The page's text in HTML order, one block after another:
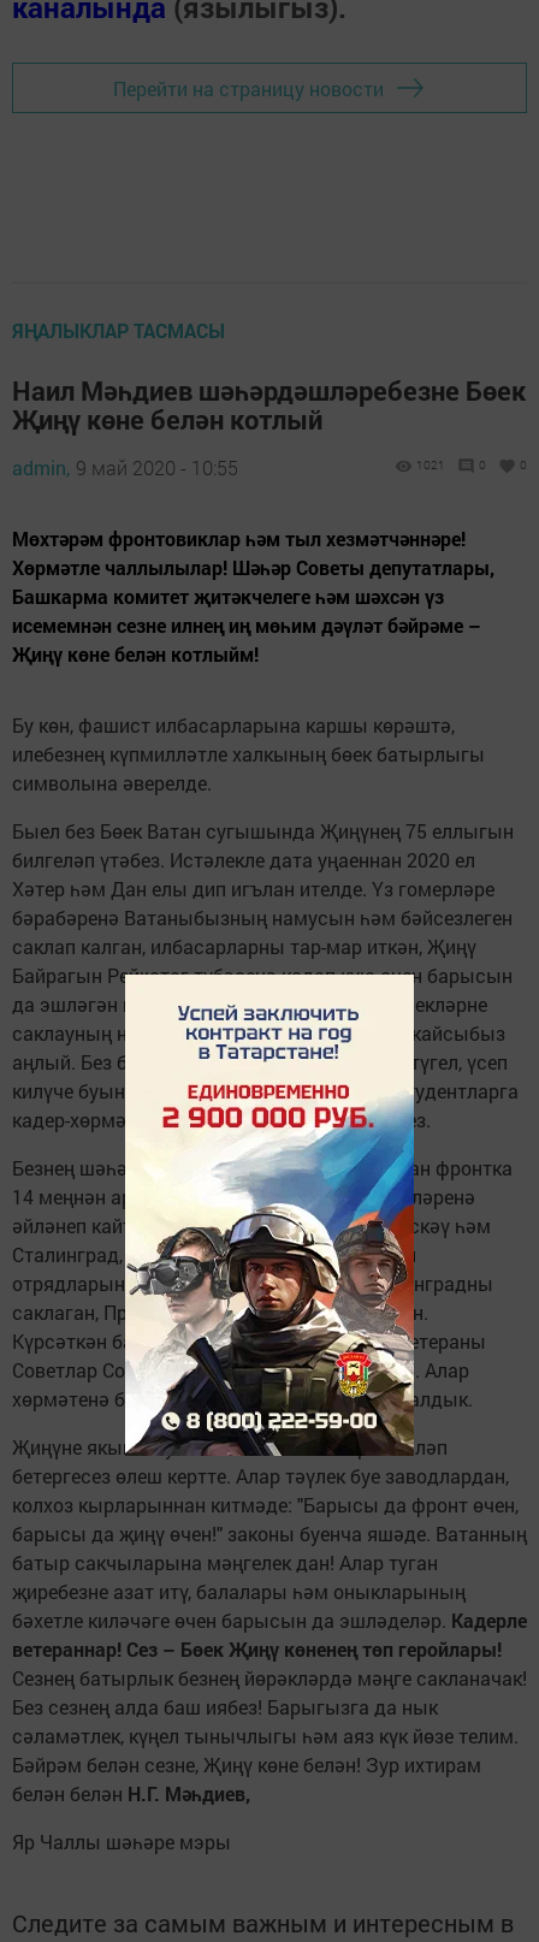
Перейти на страницу новости
ЯҢАЛЫКЛАР ТАСМАСЫ
Наил Мәһдиев шәһәрдәшләребезне Бөек
Җиңү көне белән котлый
admin, 9 май 2020 - 10:55 1021 0 0
Мөхтәрәм фронтовиклар һәм тыл хезмәтчәннәре!
Хөрмәтле чаллылылар! Шәһәр Советы депутатлары,
Башкарма комитет җитәкчелеге һәм шәхсән үз
исемемнән сезне илнең иң мөһим дәүләт бәйрәме –
Җиңү көне белән котлыйм!
Бу көн, фашист илбасарларына каршы көрәштә,
илебезнең күпмилләтле халкының бөек батырлыгы
символына әверелде.
Быел без Бөек Ватан сугышында Җиңүнең 75 еллыгын
билгеләп үтәбез. Истәлекле дата уңаеннан 2020 ел
Хәтер һәм Дан елы дип игълан ителде. Үз гомерләре
бәрабәренә Ватаныбызның намусын һәм бәйсезлеген
саклап калган, илбасарларны тар-мар иткән, Җиңү
Байрагын Рейхстаг түбәсенә кадап кую өчен барысын
да эшләгән геройлар турында тарихи истәлекләрне
саклауның ни дәрәҗәдә мөһим булуын һәркайсыбыз
аңлый. Без бу истәлекләрне сакларга гына түгел, үсеп
килүче буынга, мәктәп укучыларына һәм студентларга
кадер-хөрмәт белән тапшырырга да тиешбез.
Безнең шәһәрдән һәм якын-тирә авыллардан фронтка
14 меңнән артык кеше киткән. 5020 кеше өйләренә
әйләнеп кайта алмаган. Якташларыбыз Мәскәү һәм
Сталинград, Курск дугасында һәм партизан
отрядларында батырларча сугышкан, Ленинградны
саклаган, Праганы һәм Берлинны азат иткән.
Күрсәткән батырлыклары өчен 11 Чаллы ветераны
Советлар Союзы Герое исеменә лаек булган. Алар
хөрмәтенә без Геройлар аллеясына нигез салдык.
Җиңүне якынайтуга тыл хезмәтчәннәре бәяләп
бетергесез өлеш кертте. Алар тәүлек буе заводлардан,
колхоз кырларыннан китмәде: "Барысы да фронт өчен,
барысы да җиңү өчен!" законы буенча яшәде. Ватанның
батыр сакчыларына мәңгелек дан! Алар туган
җиребезне азат итү, балалары һәм оныкларының
бәхетле киләчәге өчен барысын да эшләделәр. Кадерле
ветераннар! Сез – Бөек Җиңү көненең төп геройлары!
Сезнең батырлык безнең йөрәкләрдә мәңге сакланачак!
Без сезнең алда баш иябез! Барыгызга да нык
сәламәтлек, күңел тынычлыгы һәм аяз күк йөзе телим.
Бәйрәм белән сезне, Җиңү көне белән! Зур ихтирам
белән белән Н.Г. Мәһдиев,
Яр Чаллы шәһәре мэры
Следите за самым важным и интересным в